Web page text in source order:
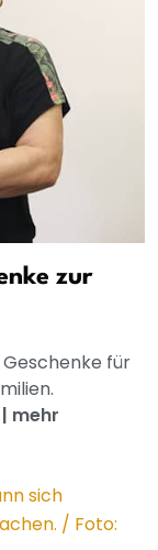
zur
für
| mehr